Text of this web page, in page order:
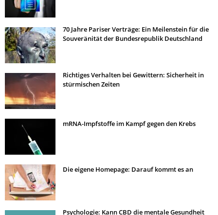
70 Jahre Pariser Verträge: Ein Meilenstein für die
Souveränität der Bundesrepublik Deutschland
Richtiges Verhalten bei Gewittern: Sicherheit in
stürmischen Zeiten
mRNA-Impfstoffe im Kampf gegen den Krebs
Die eigene Homepage: Darauf kommt es an
Psychologie: Kann CBD die mentale Gesundheit